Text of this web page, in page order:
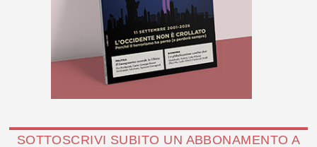
SOTTOSCRIVI SUBITO UN ABBONAMENTO A